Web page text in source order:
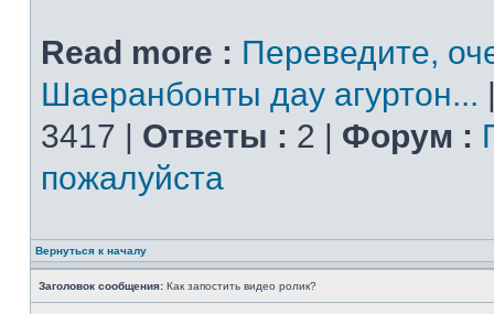
Read more : Переведите,
Шаеранбонты дау агуртон...
3417 | Ответы : 2 | Форум :
пожалуйста
Вернуться к началу
Заголовок сообщения: Как запостить видео ролик?